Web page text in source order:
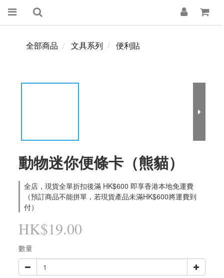
全部商品 文具系列 便利貼
動物迷你便條卡（熊貓）
全店，現貨全單折扣後滿 HK$600 即享香港本地免運費
（預訂商品不能拼單，若現貨產品未滿HK$600將運費到
付）
HK$19.00
數量